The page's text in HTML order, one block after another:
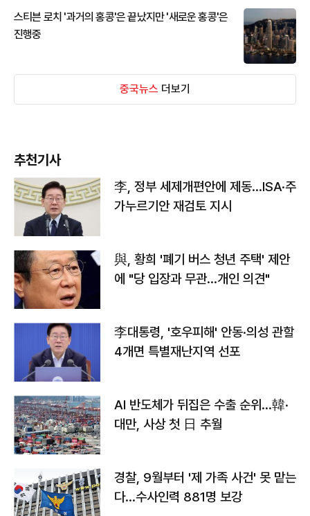
스티븐 로치 '과거의 홍콩'은 끝났지만 '새로운 홍콩'은
진행중
중국뉴스 더보기
추천기사
李, 정부 세제개편안에 제동…ISA·주
가누르기안 재검토 지시
與, 황희 '폐기 버스 청년 주택' 제안
에 "당 입장과 무관…개인 의견"
李대통령, '호우피해' 안동·의성 관할
4개면 특별재난지역 선포
AI 반도체가 뒤집은 수출 순위…韓·
대만, 사상 첫 日 추월
경찰, 9월부터 '제 가족 사건' 못 맡는
다…수사인력 881명 보강